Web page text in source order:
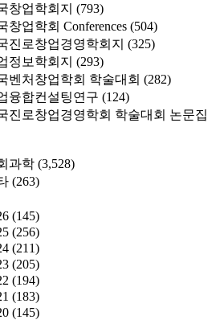
창업학회지 (793)
창업학회 Conferences (504)
진로창업경영학회지 (325)
정보학회지 (293)
벤처창업학회 학술대회 (282)
융합컨설팅연구 (124)
진로창업경영학회 학술대회 논문집
과학 (3,528)
(263)
(145)
(256)
(211)
(205)
(194)
(183)
(145)